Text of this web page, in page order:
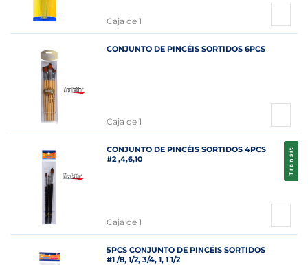
Caja de 1
CONJUNTO DE PINCÉIS SORTIDOS 6PCS
Caja de 1
Transit
CONJUNTO DE PINCÉIS SORTIDOS 4PCS
#2 ,4,6,10
Caja de 1
5PCS CONJUNTO DE PINCÉIS SORTIDOS
#1 /8, 1/2, 3/4, 1, 1 1/2